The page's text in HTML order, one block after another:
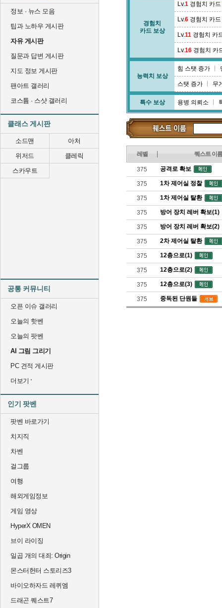
정보 · 뉴스 모음
팁과 노하우 게시판
자유 게시판
질문과 답변 게시판
지도 정보 게시판
팬아트 갤러리
코스튬 · 스샷 갤러리
클래스 게시판
소드맨
아처
위저드
클레릭
스카우트
공통 커뮤니티
오픈 이슈 갤러리
오늘의 핫벤
오늘의 팟벤
AI 그림 그리기
PC 견적 게시판
더보기
인기 팟벤
팟벤 바로가기
치지직
차벤
걸그룹
여행
해외게임정보
게임 영상
HyperX OMEN
브이 라이징
일곱 개의 대죄: Origin
몬스터헌터 스토리즈3
바이오하자드 레퀴엠
드래곤 퀘스트7
별의 탑 12층 (Lv.379)
별의 탑 21층 (Lv.386)
보코르 마스터의 집 (Lv.0)
비에타 계곡 (Lv.49)
경험치
카드 보상
Lv.1 경험치 카드
Lv.6 경험치 카드
Lv.11 경험치 카
Lv.16 경험치 카
능력치 보상
힘 스탯 증가
스탯 증가 무
특수 보상 용병 의뢰소
레벨 퀘스트 이름
375 공격로 확보
375 1차 제어실 정찰
375 1차 제어실 탈환
375 방어 장치 레버 확보(1)
375 방어 장치 레버 확보(2)
375 2차 제어실 탈환
375 12층으로(1)
375 12층으로(2)
375 12층으로(3)
375 중독된 단원들